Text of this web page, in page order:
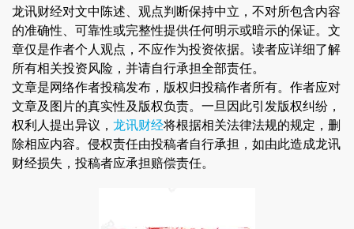
龙讯财经对文中陈述、观点判断保持中立，不对所包含内容
的准确性、可靠性或完整性提供任何明示或暗示的保证。文
章仅是作者个人观点，不应作为投资依据。读者应详细了解
所有相关投资风险，并请自行承担全部责任。
文章是网络作者投稿发布，版权归投稿作者所有。作者应对
文章及图片的真实性及版权负责。一旦因此引发版权纠纷，
权利人提出异议， 龙讯财经将根据相关法律法规的规定，删
除相应内容。侵权责任由投稿者自行承担，如由此造成龙讯
财经损失，投稿者应承担赔偿责任。